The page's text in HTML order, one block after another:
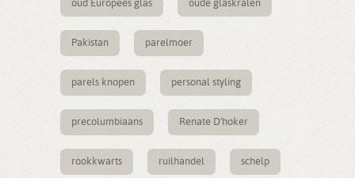
oud Europees glas oude glaskralen
Pakistan parelmoer
parels knopen personal styling
precolumbiaans Renate D'hoker
rookkwarts ruilhandel schelp